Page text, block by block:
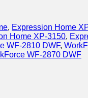
, Expression Home
Home XP-3150,
WF-2810 DWF,
WF-2870 DWF